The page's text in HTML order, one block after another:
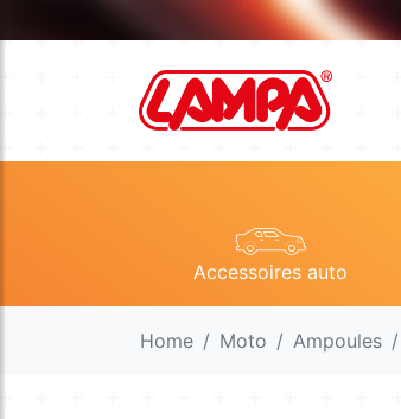
Accessoires auto
Home Moto Ampoules